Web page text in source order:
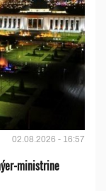
02.08.2026 - 16:57
ministrine